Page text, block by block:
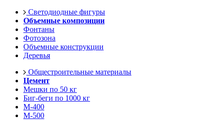
Светодиодные фигуры
Объемные композиции
Фонтаны
Фотозона
Объемные конструкции
Деревья
Общестроительные материалы
Цемент
Мешки по 50 кг
Биг-беги по 1000 кг
М-400
М-500